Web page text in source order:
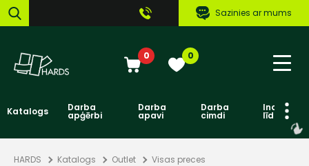
Sazinies ar mums
0 0
Katalogs Darba
apģērbi
Darba
apavi
Darba
cimdi līdzekļi
HARDS Katalogs Outlet
Visas preces